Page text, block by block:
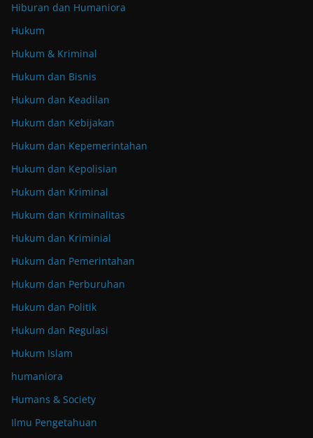
Hiburan dan Humaniora
Hukum
Hukum & Kriminal
Hukum dan Bisnis
Hukum dan Keadilan
Hukum dan Kebijakan
Hukum dan Kepemerintahan
Hukum dan Kepolisian
Hukum dan Kriminal
Hukum dan Kriminalitas
Hukum dan Kriminial
Hukum dan Pemerintahan
Hukum dan Perburuhan
Hukum dan Politik
Hukum dan Regulasi
Hukum Islam
humaniora
Humans & Society
Ilmu Pengetahuan